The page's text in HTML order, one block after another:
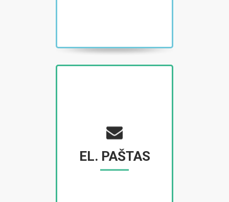
EL. PAŠTAS